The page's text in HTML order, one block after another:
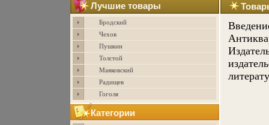
Лучшие товары
Бродский
Чехов
Пушкин
Толстой
Маяковский
Радищев
Гоголя
Категории